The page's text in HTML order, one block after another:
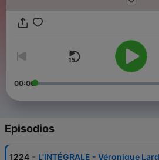
00:00
Episodios
1224 - L'INTÉGRALE - Véronique